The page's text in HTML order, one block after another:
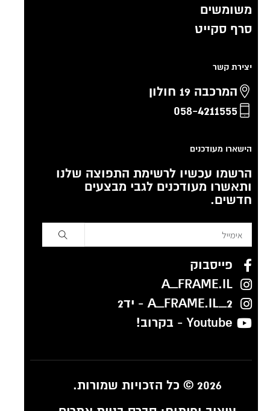
משומשים
סרף סקייט
יצירת קשר
המרכבה 19 חולון
058-4211555
הישארו מעודכנים
הרשמו עכשיו לרשימת התפוצה שלנו
ותאשרו מעודכנים לגבי מבצעים
חדשים.
פייסבוק
A_FRAME.IL
A_FRAME.IL_2 - יד2
Youtube - בקרוב!
2026 © כל הזכויות שמורות.